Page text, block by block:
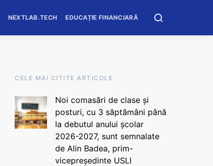
NEXTLAB.TECH EDUCAȚIE FINANCIARĂ
CELE MAI CITITE ARTICOLE
Noi comasări de clase și
posturi, cu 3 săptămâni până
la debutul anului școlar
2026-2027, sunt semnalate
de Alin Badea, prim-
vicepreședinte USLI